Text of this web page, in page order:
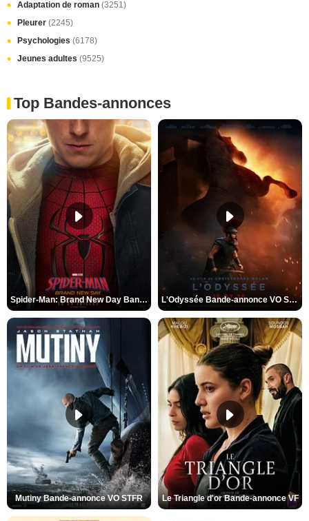
Adaptation de roman (3251)
Pleurer (2245)
Psychologies (6178)
Jeunes adultes (9525)
Top Bandes-annonces
Spider-Man: Brand New Day Bande-annonce VO STFR L'Odyssée Bande-annonce VO STFR
Mutiny Bande-annonce VO STFR Le Triangle d'or Bande-annonce VF